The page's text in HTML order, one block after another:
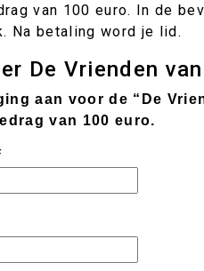
van 100 euro. In de
Na betaling word je lid.
De Vrienden
aan voor de “De
van 100 euro.